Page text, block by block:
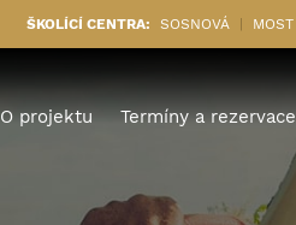
ŠKOLÍCÍ CENTRA: SOSNOVÁ MOST
O projektu Termíny a rezervace